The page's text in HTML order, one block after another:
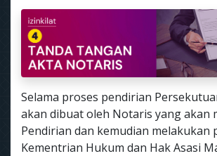
Selama proses pendirian
akan dibuat oleh Notaris yang akan
Pendirian dan kemudian melakukan
Kementrian Hukum dan Hak Asasi